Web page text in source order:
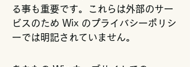
る事も重要です。これらは外部のサー
ビスのため Wix のプライバシーポリシ
ーでは明記されていません。